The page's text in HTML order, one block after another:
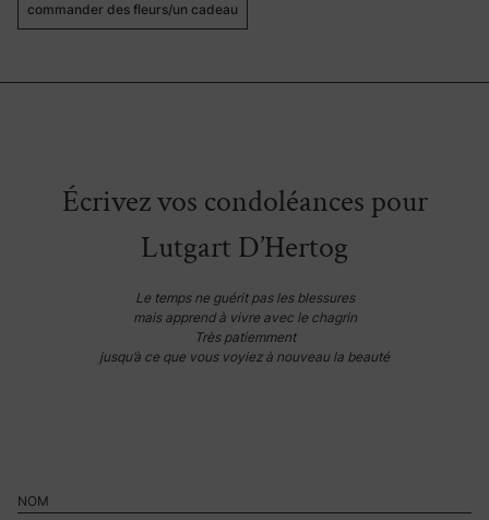
commander des fleurs/un cadeau
Écrivez vos condoléances pour
Lutgart D’Hertog
Le temps ne guérit pas les blessures
mais apprend à vivre avec le chagrin
Très patiemment
jusqu’à ce que vous voyiez à nouveau la beauté